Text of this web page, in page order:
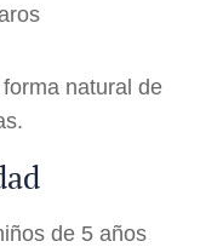
natural de
de 5 años